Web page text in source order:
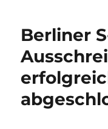
Berliner